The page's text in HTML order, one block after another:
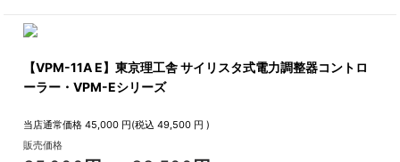
【VPM-11A E】東京理工舎 サイリスタ式電力調整器コントロ
ーラー・VPM-Eシリーズ
当店通常価格 45,000 円(税込49,500 円 )
販売価格